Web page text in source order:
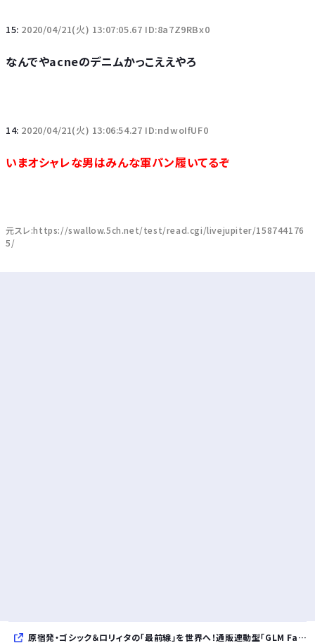
15: 2020/04/21(火) 13:07:05.67 ID:8a7Z9RBx0
なんでやacneのデニムかっこええやろ
14: 2020/04/21(火) 13:06:54.27 ID:ndwoIfUF0
いまオシャレな男はみんな軍パン履いてるぞ
元スレ:https://swallow.5ch.net/test/read.cgi/livejupiter/158744176
5/
原宿発・ゴシック＆ロリィタの「最前線」を世界へ！通販連動型「GLM Fashion Show 2026」9月開催